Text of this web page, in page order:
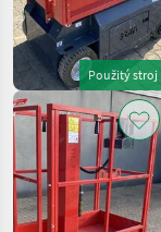
Použitý stroj